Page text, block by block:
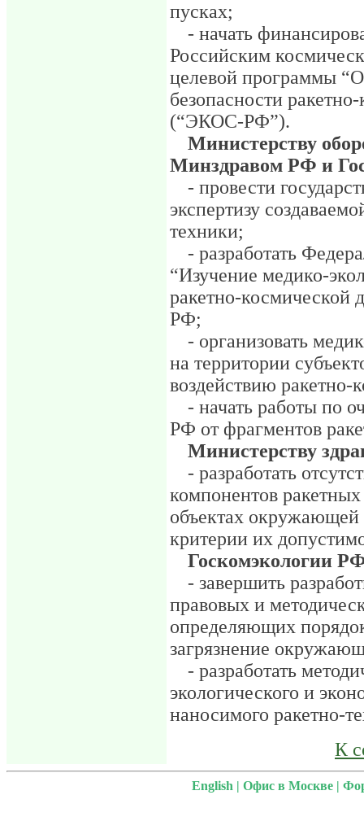
пусках;
- начать
Российским
целевой программы
безопасности
(“ЭКОС-РФ”).
Министерству
Минздравом РФ и
- провести
экспертизу
техники;
- разработать
“Изучение медико-
ракетно-космической
РФ;
- организовать
на территории
воздействию ракетно-
- начать работы по
РФ от фрагментов
Министерству
- разработать
компонентов
объектах
критерии их
Госкомэкологии
- завершить
правовых и
определяющих
загрязнение
- разработать
экологического и
наносимого ракетно-
К
English | Офис в Москве |